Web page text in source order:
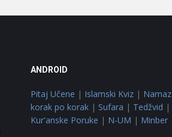
ANDROID
Pitaj Učene | Islamski Kviz| Namaz
korak po korak| Sufara | Tedžvid |
Kur'anske Poruke | N-UM | Minber